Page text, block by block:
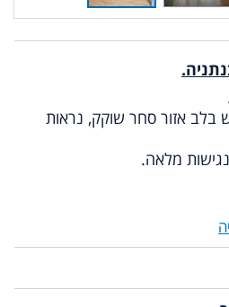
אזור סחר שוקק, נראות
מלאה.